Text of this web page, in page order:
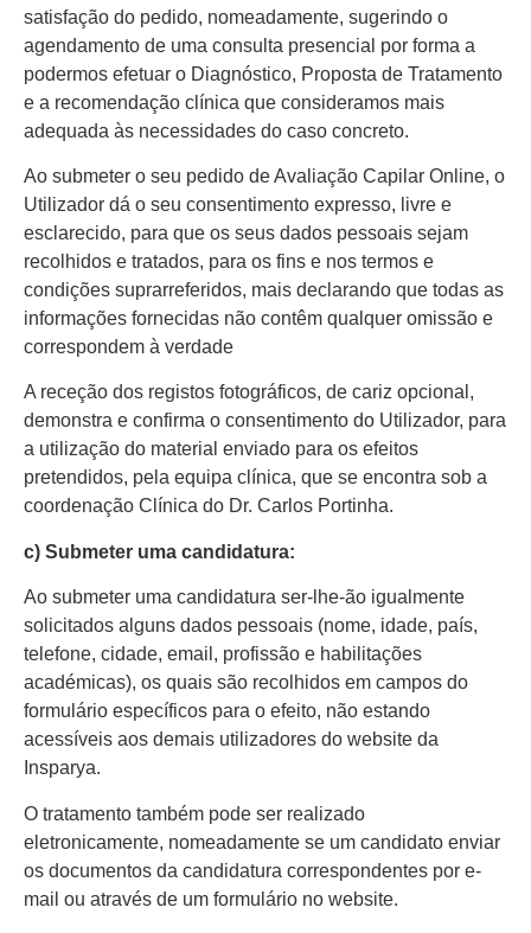
satisfação do pedido, nomeadamente, sugerindo o
agendamento de uma consulta presencial por forma a
podermos efetuar o Diagnóstico, Proposta de Tratamento
e a recomendação clínica que consideramos mais
adequada às necessidades do caso concreto.
Ao submeter o seu pedido de Avaliação Capilar Online, o
Utilizador dá o seu consentimento expresso, livre e
esclarecido, para que os seus dados pessoais sejam
recolhidos e tratados, para os fins e nos termos e
condições suprarreferidos, mais declarando que todas as
informações fornecidas não contêm qualquer omissão e
correspondem à verdade
A receção dos registos fotográficos, de cariz opcional,
demonstra e confirma o consentimento do Utilizador, para
a utilização do material enviado para os efeitos
pretendidos, pela equipa clínica, que se encontra sob a
coordenação Clínica do Dr. Carlos Portinha.
c) Submeter uma candidatura:
Ao submeter uma candidatura ser-lhe-ão igualmente
solicitados alguns dados pessoais (nome, idade, país,
telefone, cidade, email, profissão e habilitações
académicas), os quais são recolhidos em campos do
formulário específicos para o efeito, não estando
acessíveis aos demais utilizadores do website da
Insparya.
O tratamento também pode ser realizado
eletronicamente, nomeadamente se um candidato enviar
os documentos da candidatura correspondentes por e-
mail ou através de um formulário no website.